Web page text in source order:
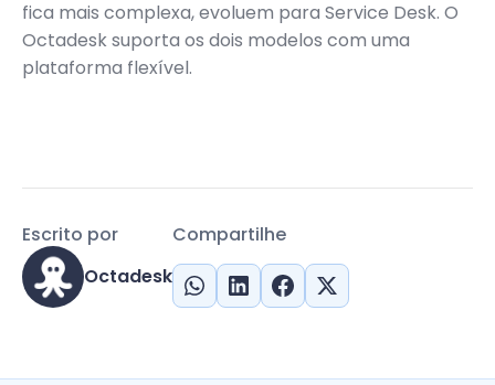
fica mais complexa, evoluem para Service Desk. O
Octadesk suporta os dois modelos com uma
plataforma flexível.
Compartilhe
Escrito por
Octadesk